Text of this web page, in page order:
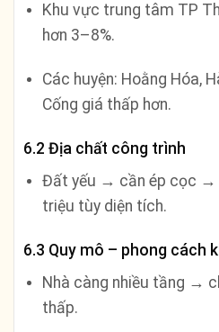
Khu vực trung tâm TP
hơn 3–8%.
Các huyện: Hoằng Hóa,
Cống giá thấp hơn.
6.2 Địa chất công trình
Đất yếu → cần ép cọc →
triệu tùy diện tích.
6.3 Quy mô – phong cách
Nhà càng nhiều tầng →
thấp.